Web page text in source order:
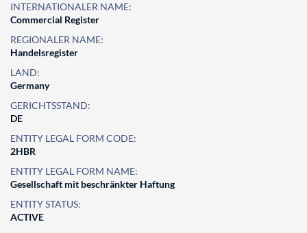
INTERNATIONALER NAME:
Commercial Register
REGIONALER NAME:
Handelsregister
LAND:
Germany
GERICHTSSTAND:
DE
ENTITY LEGAL FORM CODE:
2HBR
ENTITY LEGAL FORM NAME:
Gesellschaft mit beschränkter Haftung
ENTITY STATUS:
ACTIVE